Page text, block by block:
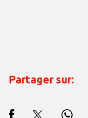
Partager sur: